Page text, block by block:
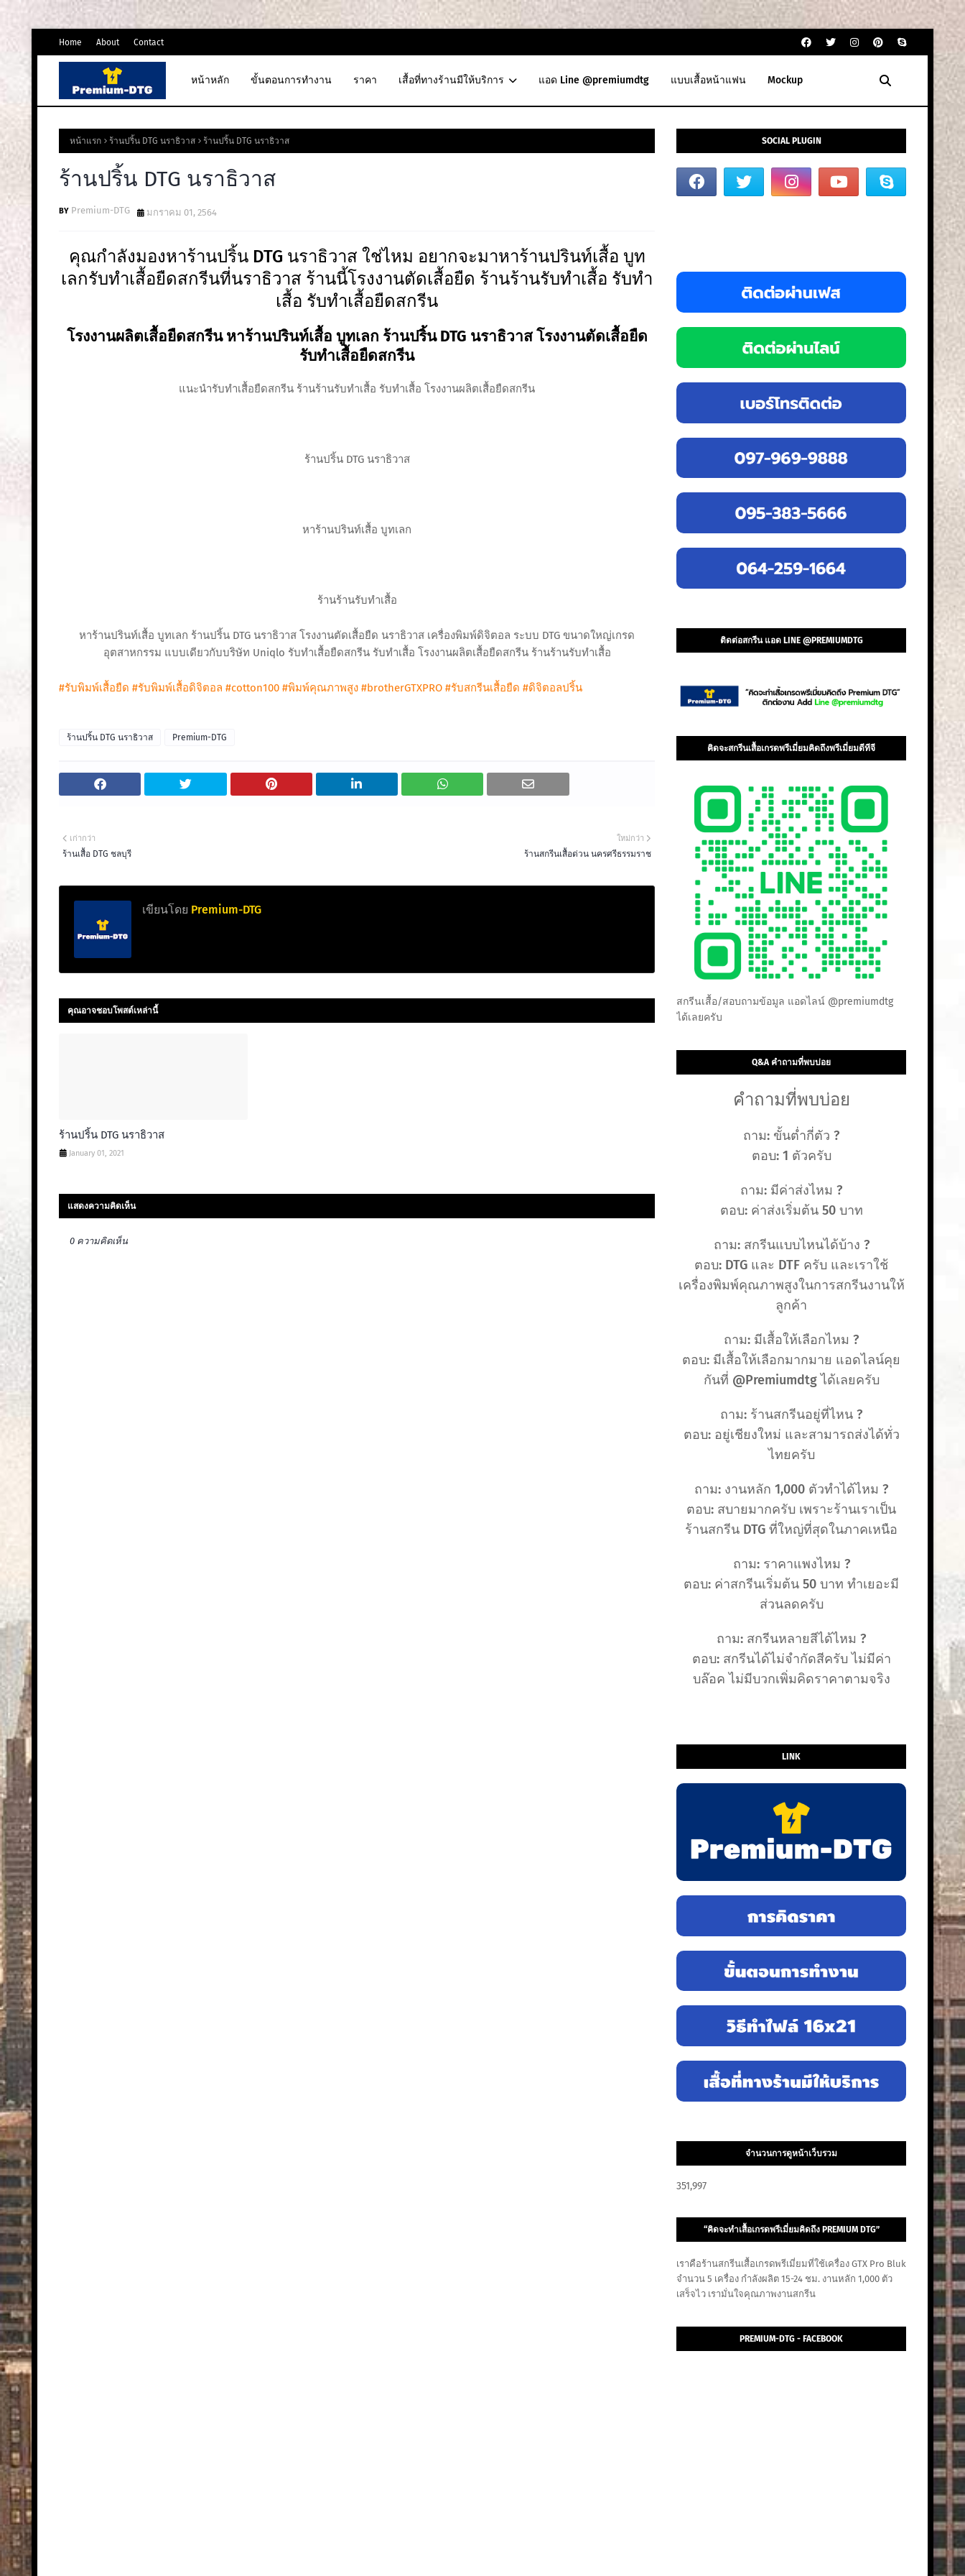
Home About Contact
หน้าหลัก ขั้นตอนการทำงาน ราคา เสื้อที่ทางร้านมีให้บริการ แอด Line @premiumdtg แบบเสื้อหน้าแฟน Mockup
หน้าแรก ร้านปริ้น DTG นราธิวาส ร้านปริ้น DTG นราธิวาส
ร้านปริ้น DTG นราธิวาส
Premium-DTG มกราคม 01, 2564
คุณกำลังมองหาร้านปริ้น DTG นราธิวาส ใช่ไหม อยากจะมาหาร้านปรินท์เสื้อ บูท
เลกรับทําเสื้อยืดสกรีนที่นราธิวาส ร้านนี้โรงงานตัดเสื้อยืด ร้านร้านรับทำเสื้อ รับทำ
เสื้อ รับทําเสื้อยืดสกรีน
โรงงานผลิตเสื้อยืดสกรีน หาร้านปรินท์เสื้อ บูทเลก ร้านปริ้น DTG นราธิวาส โรงงานตัดเสื้อยืด
รับทําเสื้อยืดสกรีน
แนะนำรับทําเสื้อยืดสกรีน ร้านร้านรับทำเสื้อ รับทำเสื้อ โรงงานผลิตเสื้อยืดสกรีน
ร้านปริ้น DTG นราธิวาส
หาร้านปรินท์เสื้อ บูทเลก
ร้านร้านรับทำเสื้อ
หาร้านปรินท์เสื้อ บูทเลก ร้านปริ้น DTG นราธิวาส โรงงานตัดเสื้อยืด นราธิวาส เครื่องพิมพ์ดิจิตอล ระบบ DTG ขนาดใหญ่เกรด
อุตสาหกรรม แบบเดียวกับบริษัท Uniqlo รับทําเสื้อยืดสกรีน รับทำเสื้อ โรงงานผลิตเสื้อยืดสกรีน ร้านร้านรับทำเสื้อ
#รับพิมพ์เสื้อยืด #รับพิมพ์เสื้อดิจิตอล #cotton100 #พิมพ์คุณภาพสูง #brotherGTXPRO #รับสกรีนเสื้อยืด #ดิจิตอลปริ้น
ร้านปริ้น DTG นราธิวาส Premium-DTG
ใหม่กว่า
ร้านสกรีนเสื้อด่วน นครศรีธรรมราช
เก่ากว่า
ร้านเสื้อ DTG ชลบุรี
เขียนโดย Premium-DTG
คุณอาจชอบโพสต์เหล่านี้
ร้านปริ้น DTG นราธิวาส
January 01, 2021
แสดงความคิดเห็น
0 ความคิดเห็น
SOCIAL PLUGIN
ติดต่อสกรีน แอด LINE @PREMIUMDTG
คิดจะสกรีนเสื้อเกรดพรีเมี่ยมคิดถึงพรีเมี่ยมดีทีจี
สกรีนเสื้อ/สอบถามข้อมูล แอดไลน์ @premiumdtg
ได้เลยครับ
Q&A คำถามที่พบบ่อย
คำถามที่พบบ่อย
ถาม: ขั้นต่ำกี่ตัว ?
ตอบ: 1 ตัวครับ
ถาม: มีค่าส่งไหม ?
ตอบ: ค่าส่งเริ่มต้น 50 บาท
ถาม: สกรีนแบบไหนได้บ้าง ?
ตอบ: DTG และ DTF ครับ และเราใช้
เครื่องพิมพ์คุณภาพสูงในการสกรีนงานให้
ลูกค้า
ถาม: มีเสื้อให้เลือกไหม ?
ตอบ: มีเสื้อให้เลือกมากมาย แอดไลน์คุย
กันที่ @Premiumdtg ได้เลยครับ
ถาม: ร้านสกรีนอยู่ที่ไหน ?
ตอบ: อยู่เชียงใหม่ และสามารถส่งได้ทั่ว
ไทยครับ
ถาม: งานหลัก 1,000 ตัวทำได้ไหม ?
ตอบ: สบายมากครับ เพราะร้านเราเป็น
ร้านสกรีน DTG ที่ใหญ่ที่สุดในภาคเหนือ
ถาม: ราคาแพงไหม ?
ตอบ: ค่าสกรีนเริ่มต้น 50 บาท ทำเยอะมี
ส่วนลดครับ
ถาม: สกรีนหลายสีได้ไหม ?
ตอบ: สกรีนได้ไม่จำกัดสีครับ ไม่มีค่า
บล๊อค ไม่มีบวกเพิ่มคิดราคาตามจริง
LINK
จำนวนการดูหน้าเว็บรวม
351,997
“คิดจะทำเสื้อเกรดพรีเมี่ยมคิดถึง PREMIUM DTG”
เราคือร้านสกรีนเสื้อเกรดพรีเมี่ยมที่ใช้เครื่อง GTX Pro Bluk
จำนวน 5 เครื่อง กำลังผลิต 15-24 ชม. งานหลัก 1,000 ตัว
เสร็จไว เรามั่นใจคุณภาพงานสกรีน
PREMIUM-DTG - FACEBOOK